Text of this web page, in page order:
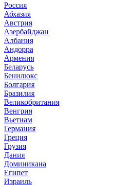
Россия
Абхазия
Австрия
Азербайджан
Албания
Андорра
Армения
Беларусь
Бенилюкс
Болгария
Бразилия
Великобритания
Венгрия
Вьетнам
Германия
Греция
Грузия
Дания
Доминикана
Египет
Израиль